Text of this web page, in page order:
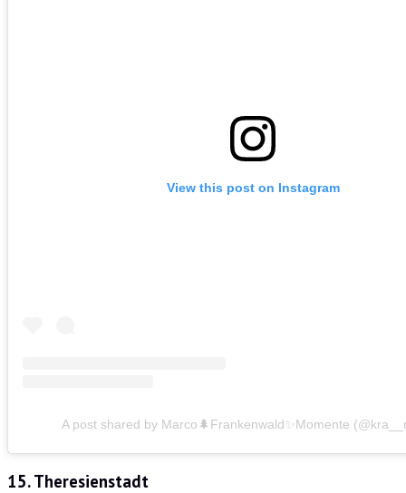
View this post on Instagram
A post shared by Marco🌲Frankenwald✨Momente
15. Theresienstadt